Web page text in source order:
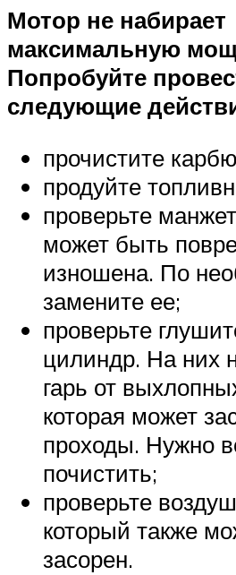
Мотор не набирает
максимальную
Попробуйте
следующие
прочистите
продуйте
проверьте
может быть
изношена. По
замените ее;
проверьте
цилиндр. На них
гарь от
которая может
проходы. Нужно
почистить;
проверьте
который также
засорен.